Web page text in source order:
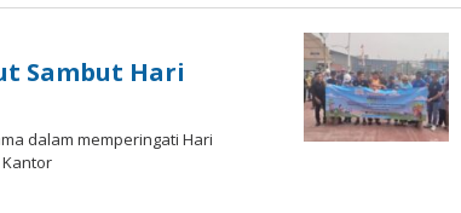
Sambut Hari
dаlаm memperingati Hari
Kаntоr